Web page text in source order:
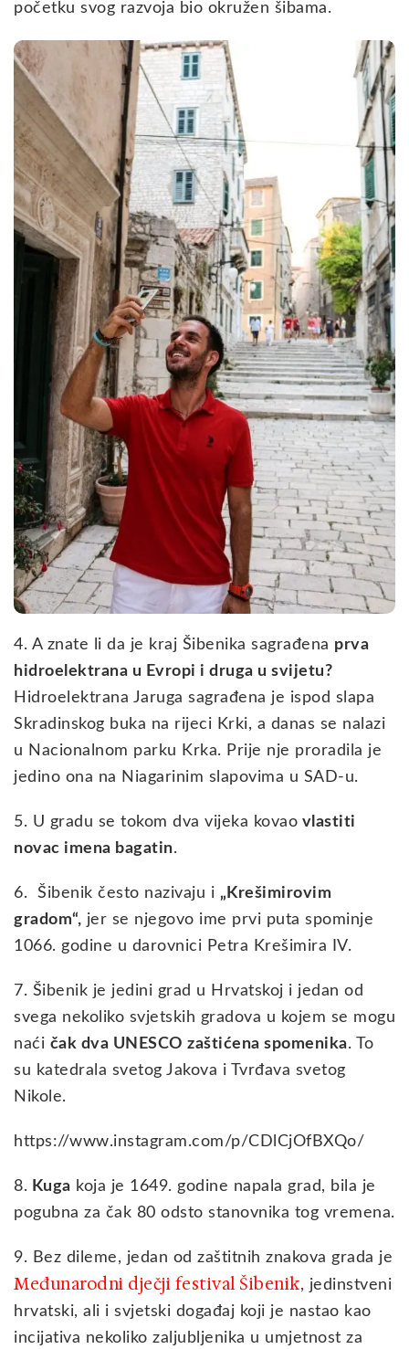
početku svog razvoja bio okružen šibama.
4. A znate li da je kraj Šibenika sagrađena prva
hidroelektrana u Evropi i druga u svijetu?
Hidroelektrana Jaruga sagrađena je ispod slapa
Skradinskog buka na rijeci Krki, a danas se nalazi
u Nacionalnom parku Krka. Prije nje proradila je
jedino ona na Niagarinim slapovima u SAD-u.
5. U gradu se tokom dva vijeka kovao vlastiti
novac imena bagatin.
6. Šibenik često nazivaju i „Krešimirovim
gradom“, jer se njegovo ime prvi puta spominje
1066. godine u darovnici Petra Krešimira IV.
7. Šibenik je jedini grad u Hrvatskoj i jedan od
svega nekoliko svjetskih gradova u kojem se mogu
naći čak dva UNESCO zaštićena spomenika. To
su katedrala svetog Jakova i Tvrđava svetog
Nikole.
https://www.instagram.com/p/CDlCjOfBXQo/
8. Kuga koja je 1649. godine napala grad, bila je
pogubna za čak 80 odsto stanovnika tog vremena.
9. Bez dileme, jedan od zaštitnih znakova grada je
Međunarodni dječji festival Šibenik, jedinstveni
hrvatski, ali i svjetski događaj koji je nastao kao
incijativa nekoliko zaljubljenika u umjetnost za